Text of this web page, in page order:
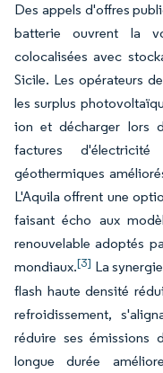
Des appels d'offres
batterie ouvrent la
colocalisées avec
Sicile. Les opérateurs
les surplus
ion et décharger lors
factures
géothermiques
L'Aquila offrent une
faisant écho aux
renouvelable adoptés
mondiaux.[3] La
flash haute densité
refroidissement,
réduire ses émissions
longue durée